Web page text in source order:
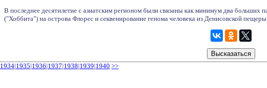
В последнее десятилетие с азиатским регионом были связаны как минимум два больших
("Хоббита") на острова Флорес и секвенирование генома человека из Денисовской
1934|1935|1936|1937|1938|1939|1940 >>